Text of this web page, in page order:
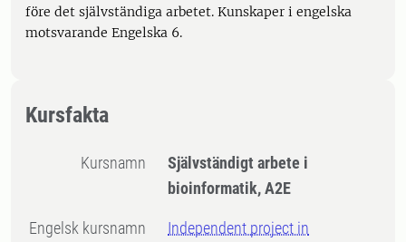
före det självständiga arbetet. Kunskaper i engelska
motsvarande Engelska 6.
Kursfakta
Kursnamn
Självständigt arbete i
bioinformatik, A2E
Engelsk kursnamn
Independent project in